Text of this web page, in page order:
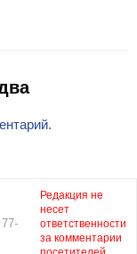
Редакция не
несет
ответственности
за комментарии